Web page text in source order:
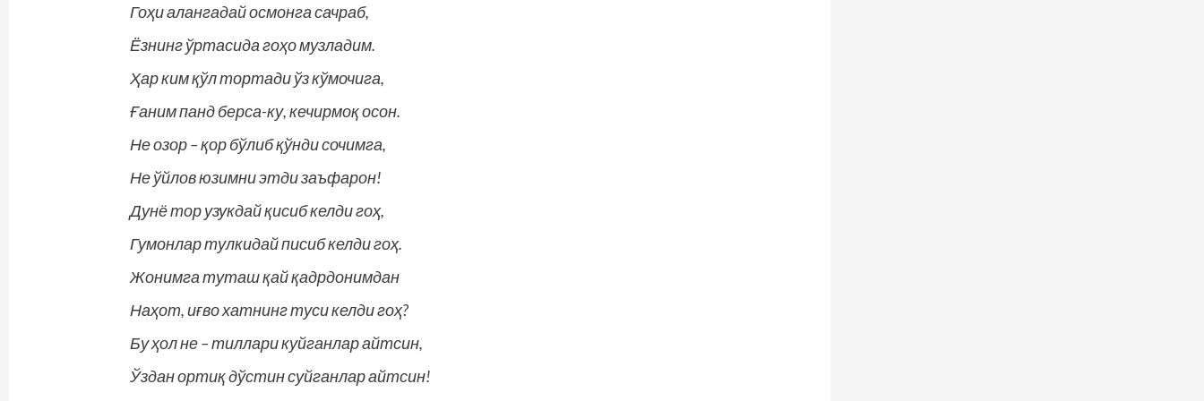
Гоҳи алангадай осмонга сачраб,
Ёзнинг ўртасида гоҳо музладим.
Ҳар ким қўл тортади ўз кўмочига,
Ғаним панд берса-ку, кечирмоқ осон.
Не озор – қор бўлиб қўнди сочимга,
Не ўйлов юзимни этди заъфарон!
Дунё тор узукдай қисиб келди гоҳ,
Гумонлар тулкидай писиб келди гоҳ.
Жонимга туташ қай қадрдонимдан
Наҳот, иғво хатнинг туси келди гоҳ?
Бу ҳол не – тиллари куйганлар айтсин,
Ўздан ортиқ дўстин суйганлар айтсин!